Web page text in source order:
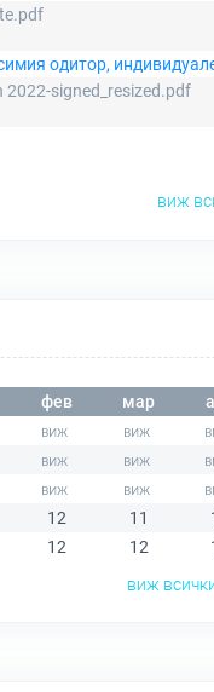
одитор,
2022-signed_resized.pdf
виж
фев мар
12 11
12 12
виж